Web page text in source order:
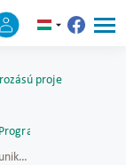
projektek
(TÁMOP)
VI. Eredménykommunikációs kiadvány​ - TÁMOP-6.2.3/12/1-2012-0001